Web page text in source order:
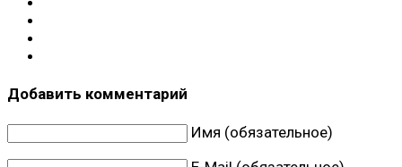
Добавить комментарий
Имя (обязательное)